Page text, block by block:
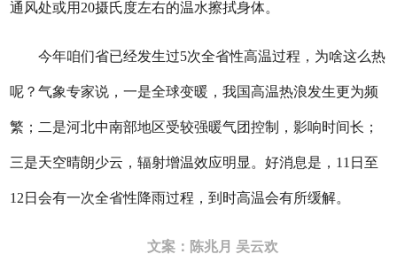
通风处或用20摄氏度左右的温水擦拭身体。
今年咱们省已经发生过5次全省性高温过程，为啥这么热
呢？气象专家说，一是全球变暖，我国高温热浪发生更为频
繁；二是河北中南部地区受较强暖气团控制，影响时间长；
三是天空晴朗少云，辐射增温效应明显。好消息是，11日至
12日会有一次全省性降雨过程，到时高温会有所缓解。
文案：陈兆月 吴云欢